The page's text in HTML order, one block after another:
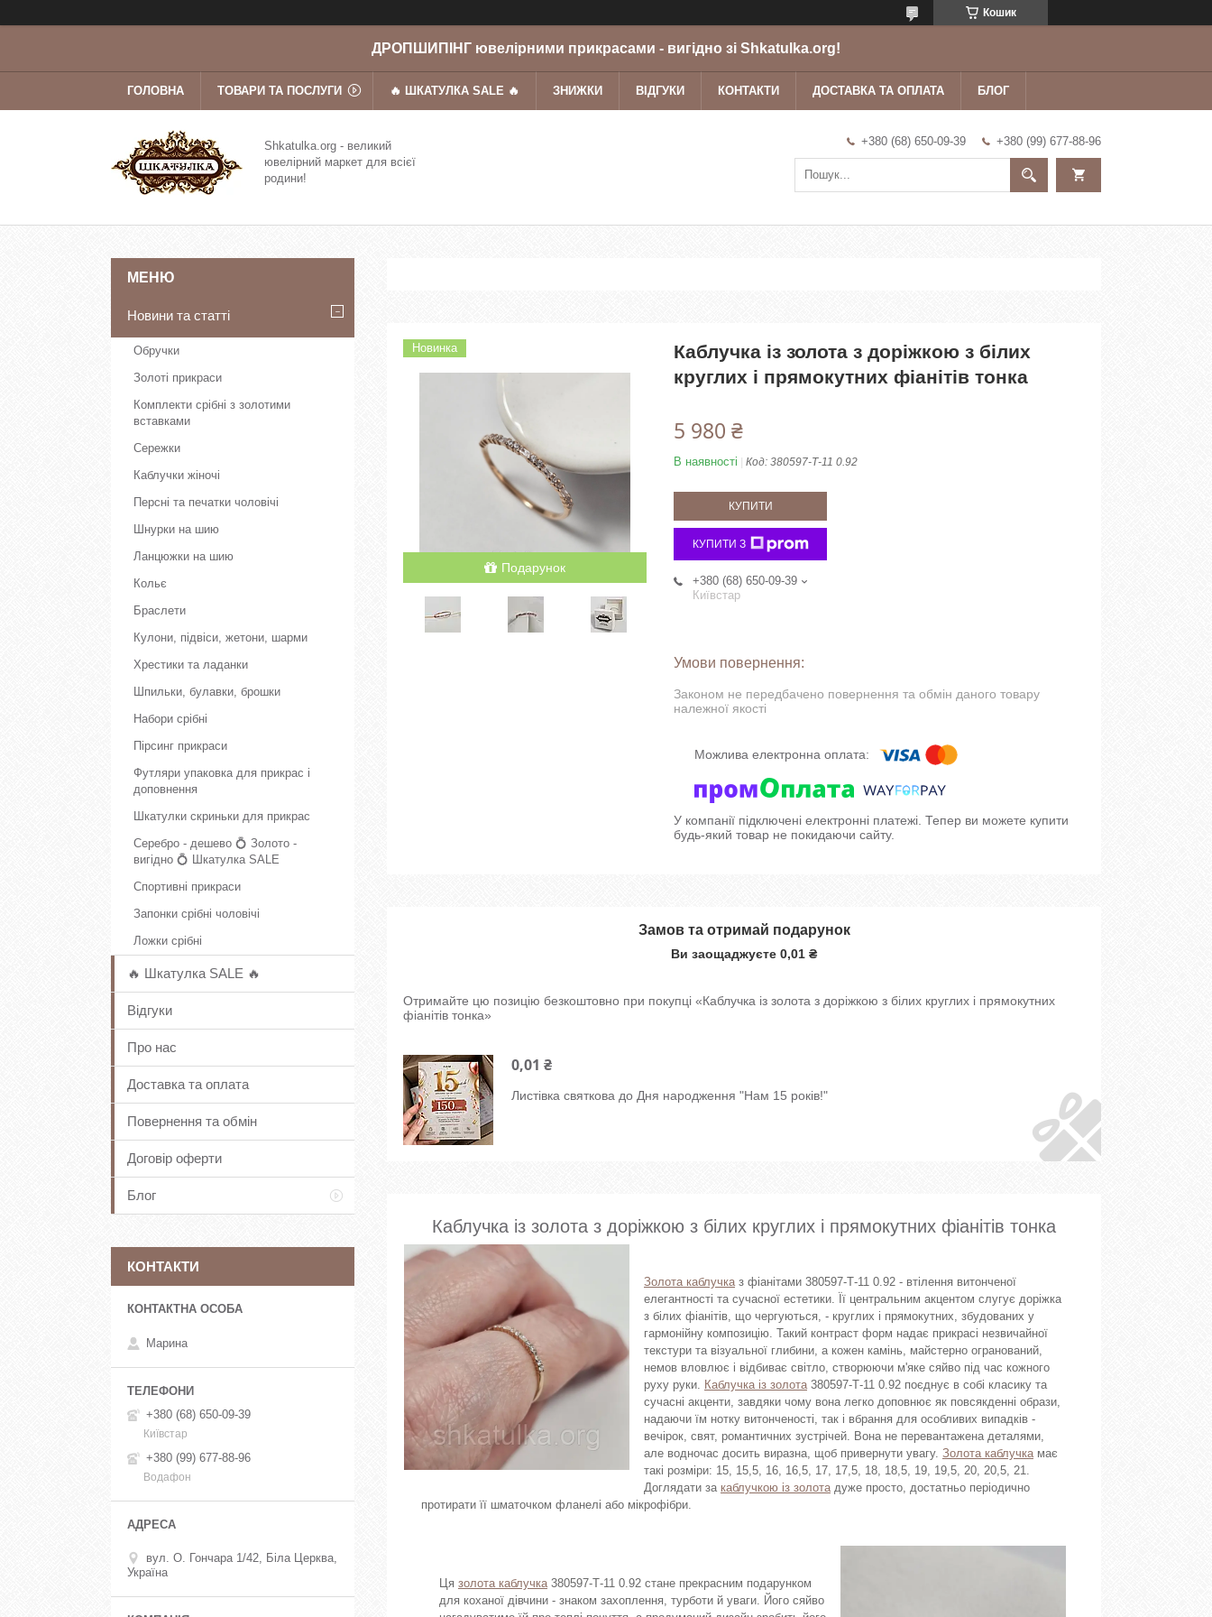
Кошик
ДРОПШИПІНГ ювелірними прикрасами - вигідно зі Shkatulka.org!
ГОЛОВНА ТОВАРИ ТА ПОСЛУГИ 🔥 ШКАТУЛКА SALE 🔥 ЗНИЖКИ ВІДГУКИ КОНТАКТИ ДОСТАВКА ТА ОПЛАТА БЛОГ
Shkatulka.org - великий
ювелірний маркет для всієї
родини!
+380 (68) 650-09-39 +380 (99) 677-88-96
Подарунок
Новинка
Каблучка із золота з доріжкою з білих
круглих і прямокутних фіанітів тонка
5 980 ₴
В наявності Код: 380597-Т-11 0.92
КУПИТИ
КУПИТИ З
+380 (68) 650-09-39
Київстар
Законом не передбачено повернення та обмін даного товару
належної якості
У компанії підключені електронні платежі. Тепер ви можете купити
будь-який товар не покидаючи сайту.
Замов та отримай подарунок
Ви заощаджуєте 0,01 ₴
Отримайте цю позицію безкоштовно при покупці «Каблучка із золота з доріжкою з білих круглих і прямокутних
фіанітів тонка»
0,01 ₴
Листівка святкова до Дня народження "Нам 15 років!"
Каблучка із золота з доріжкою з білих круглих і прямокутних фіанітів тонка
Золота каблучка з фіанітами 380597-Т-11 0.92 - втілення витонченої
елегантності та сучасної естетики. Її центральним акцентом слугує доріжка
з білих фіанітів, що чергуються, - круглих і прямокутних, збудованих у
гармонійну композицію. Такий контраст форм надає прикрасі незвичайної
текстури та візуальної глибини, а кожен камінь, майстерно огранований,
немов вловлює і відбиває світло, створюючи м'яке сяйво під час кожного
руху руки.
Каблучка із золота 380597-Т-11 0.92 поєднує в собі класику та
сучасні акценти, завдяки чому вона легко доповнює як повсякденні образи,
надаючи їм нотку витонченості, так і вбрання для особливих випадків -
вечірок, свят, романтичних зустрічей. Вона не перевантажена деталями,
але водночас досить виразна, щоб привернути увагу. Золота каблучка має
такі розміри: 15, 15,5, 16, 16,5, 17, 17,5, 18, 18,5, 19, 19,5, 20, 20,5, 21.
Доглядати за каблучкою із золота дуже просто, достатньо періодично
протирати її шматочком фланелі або мікрофібри.
Ця золота каблучка 380597-Т-11 0.92 стане прекрасним подарунком
для коханої дівчини - знаком захоплення, турботи й уваги. Його сяйво
Новини та статті
Обручки
Золоті прикраси
Комплекти срібні з золотими
вставками
Сережки
Каблучки жіночі
Персні та печатки чоловічі
Шнурки на шию
Ланцюжки на шию
Кольє
Браслети
Кулони, підвіси, жетони, шарми
Хрестики та ладанки
Шпильки, булавки, брошки
Набори срібні
Пірсинг прикраси
Футляри упаковка для прикрас і
доповнення
Шкатулки скриньки для прикрас
Серебро - дешево 💍 Золото -
вигідно 💍 Шкатулка SALE
Спортивні прикраси
Запонки срібні чоловічі
Ложки срібні
🔥 Шкатулка SALE 🔥
Відгуки
Про нас
Доставка та оплата
Повернення та обмін
Договір оферти
Блог
КОНТАКТИ
Марина
+380 (68) 650-09-39
Київстар
+380 (99) 677-88-96
Водафон
вул. О. Гончара 1/42, Біла Церква,
Україна